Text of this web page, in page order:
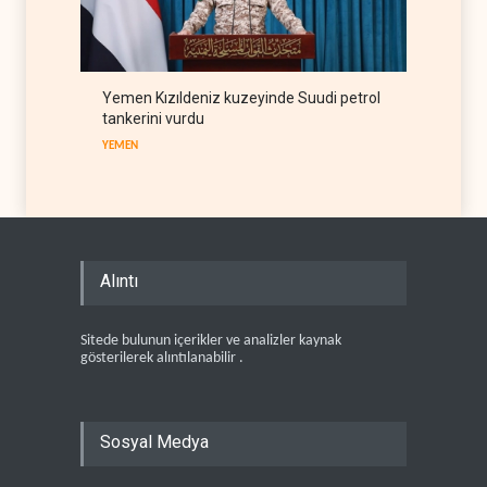
Yemen Kızıldeniz kuzeyinde Suudi petrol
tankerini vurdu
YEMEN
Alıntı
Sitede bulunun içerikler ve analizler kaynak
gösterilerek alıntılanabilir .
Sosyal Medya